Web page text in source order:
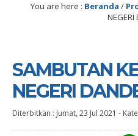
You are here : Beranda /
NEGERI
SAMBUTAN
NEGERI
Diterbitkan : Jumat, 23 Jul 2021 -